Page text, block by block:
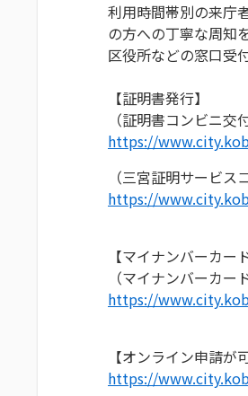
利用時間帯別の来庁
の方への丁寧な周知
区役所などの窓口受
【証明書発行】
（証明書コンビニ交
https://
（三宮証明サービス
https://
【マイナンバーカー
（マイナンバーカー
https://
【オンライン申請が
https://